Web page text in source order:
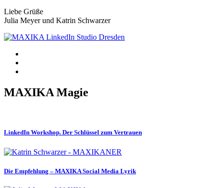
Liebe Grüße
Julia Meyer und Katrin Schwarzer
MAXIKA Magie
LinkedIn Workshop. Der Schlüssel zum Vertrauen
Die Empfehlung – MAXIKA Social Media Lyrik